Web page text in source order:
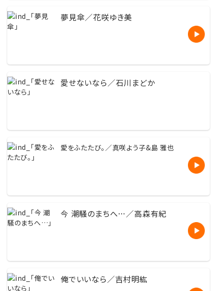
夢見傘／花咲ゆき美
愛せないなら／石川まどか
愛をふたたび。／真咲よう子&島 雅也
今 潮騒のまちへ…／高森有紀
俺でいいなら／吉村明紘